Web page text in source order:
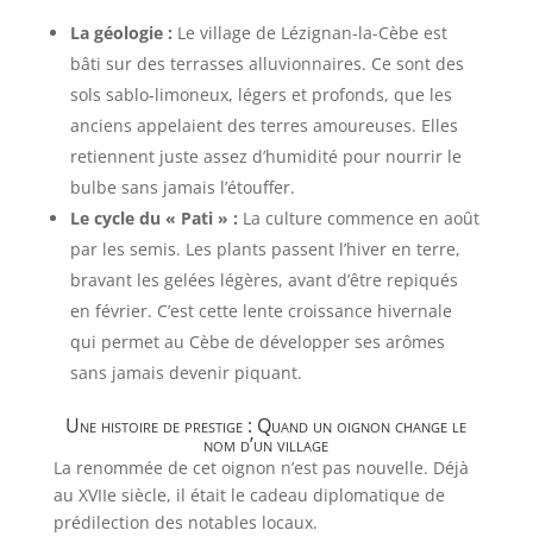
La géologie : Le village de Lézignan-la-Cèbe est
bâti sur des terrasses alluvionnaires. Ce sont des
sols sablo-limoneux, légers et profonds, que les
anciens appelaient des terres amoureuses. Elles
retiennent juste assez d’humidité pour nourrir le
bulbe sans jamais l’étouffer.
Le cycle du « Pati » : La culture commence en août
par les semis. Les plants passent l’hiver en terre,
bravant les gelées légères, avant d’être repiqués
en février. C’est cette lente croissance hivernale
qui permet au Cèbe de développer ses arômes
sans jamais devenir piquant.
Une histoire de prestige : Quand un oignon change le
nom d’un village
La renommée de cet oignon n’est pas nouvelle. Déjà
au XVIIe siècle, il était le cadeau diplomatique de
prédilection des notables locaux.